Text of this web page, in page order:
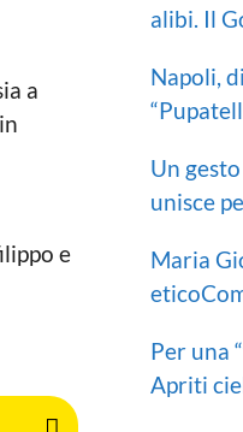
a
e
alibi. Il
Napoli,
Un
unisce
Maria
Per una
Apriti